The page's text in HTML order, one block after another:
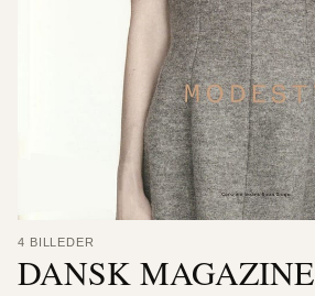
4 BILLEDER
DANSK MAGAZINE